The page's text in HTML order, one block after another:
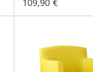
Regulärer Preis:
109,90 €